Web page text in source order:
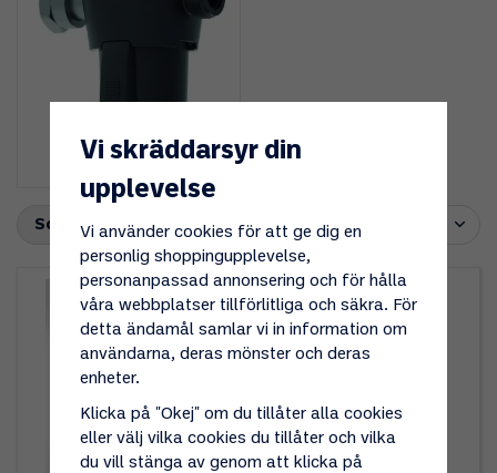
Sortering
Vi skräddarsyr din
upplevelse
Vi använder cookies för att ge dig en
personlig shoppingupplevelse,
personanpassad annonsering och för hålla
våra webbplatser tillförlitliga och säkra. För
detta ändamål samlar vi in information om
användarna, deras mönster och deras
enheter.
Klicka på "Okej" om du tillåter alla cookies
eller välj vilka cookies du tillåter och vilka
du vill stänga av genom att klicka på